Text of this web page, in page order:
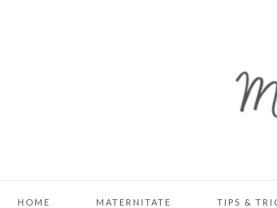
HOME MATERNITATE TIPS &